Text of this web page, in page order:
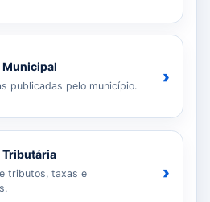
Municipal
publicadas pelo município. ›
Tributária
tributos, taxas e
›